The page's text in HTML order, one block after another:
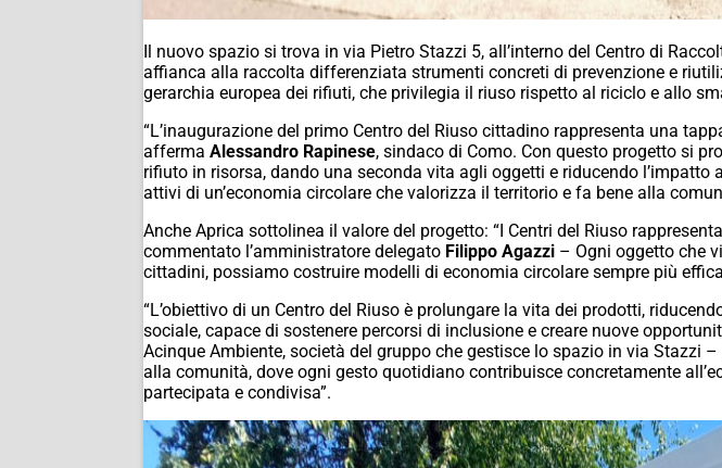
Il nuovo spazio si trova in via Pietro Stazzi 5, all’interno del Centro di
affianca alla raccolta differenziata strumenti concreti di prevenzione e
gerarchia europea dei rifiuti, che privilegia il riuso rispetto al riciclo e allo
“L’inaugurazione del primo Centro del Riuso cittadino rappresenta una
afferma Alessandro Rapinese, sindaco di Como. Con questo progetto si
rifiuto in risorsa, dando una seconda vita agli oggetti e riducendo
attivi di un’economia circolare che valorizza il territorio e fa bene alla
Anche Aprica sottolinea il valore del progetto: “I Centri del Riuso
commentato l’amministratore delegato Filippo Agazzi – Ogni oggetto che
cittadini, possiamo costruire modelli di economia circolare sempre più
“L’obiettivo di un Centro del Riuso è prolungare la vita dei prodotti,
sociale, capace di sostenere percorsi di inclusione e creare nuove
Acinque Ambiente, società del gruppo che gestisce lo spazio in via
alla comunità, dove ogni gesto quotidiano contribuisce concretamente
partecipata e condivisa”.